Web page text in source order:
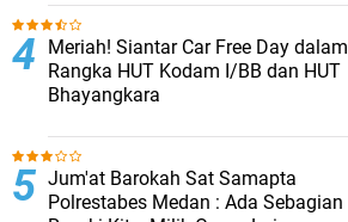
Meriah! Siantar Car Free Day dalam
Rangka HUT Kodam I/BB dan HUT
Bhayangkara
Jum'at Barokah Sat Samapta
Polrestabes Medan : Ada Sebagian